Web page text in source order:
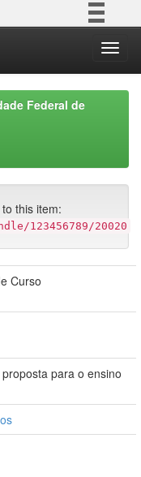
Participe
à informação
Federal de
this item:
123456789/20020
Curso
para o ensino